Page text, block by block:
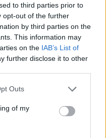
to third parties prior to
opt-out of the further
by third parties on the
This information may
on the IAB’s List of
further disclose it to other
Outs
of my
w okolicach Wrocławia